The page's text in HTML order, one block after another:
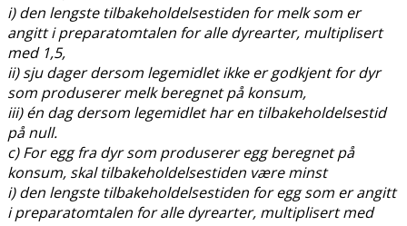
i) den lengste tilbakeholdelsestiden for melk som er
angitt i preparatomtalen for alle dyrearter, multiplisert
med 1,5,
ii) sju dager dersom legemidlet ikke er godkjent for dyr
som produserer melk beregnet på konsum,
iii) én dag dersom legemidlet har en tilbakeholdelsestid
på null.
c) For egg fra dyr som produserer egg beregnet på
konsum, skal tilbakeholdelsestiden være minst
i) den lengste tilbakeholdelsestiden for egg som er angitt
i preparatomtalen for alle dyrearter, multiplisert med